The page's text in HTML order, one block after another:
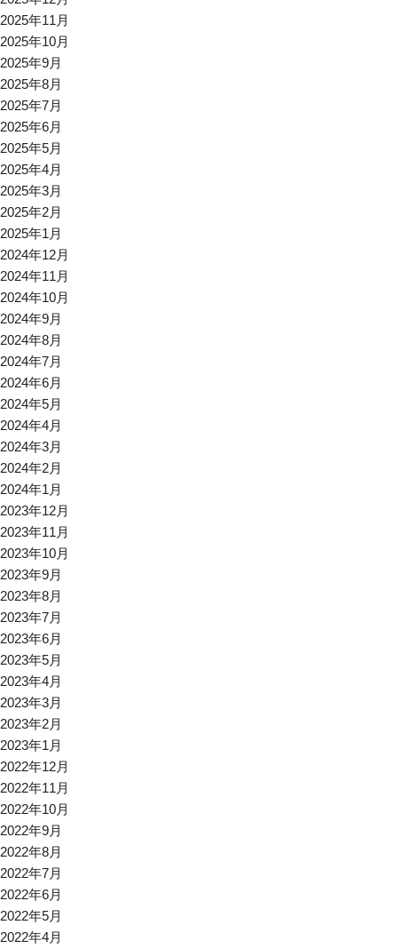
2025年11月
2025年10月
2025年9月
2025年8月
2025年7月
2025年6月
2025年5月
2025年4月
2025年3月
2025年2月
2025年1月
2024年12月
2024年11月
2024年10月
2024年9月
2024年8月
2024年7月
2024年6月
2024年5月
2024年4月
2024年3月
2024年2月
2024年1月
2023年12月
2023年11月
2023年10月
2023年9月
2023年8月
2023年7月
2023年6月
2023年5月
2023年4月
2023年3月
2023年2月
2023年1月
2022年12月
2022年11月
2022年10月
2022年9月
2022年8月
2022年7月
2022年6月
2022年5月
2022年4月